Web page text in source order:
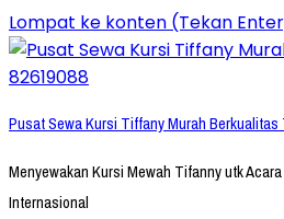
Lompat ke konten (Tekan
Pusat Sewa Kursi Tiffany Murah
Menyewakan Kursi Mewah Tifanny utk
Internasional